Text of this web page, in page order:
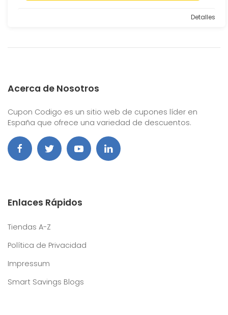
Detalles
Acerca de Nosotros
Cupon Codigo es un sitio web de cupones líder en
España que ofrece una variedad de descuentos.
Enlaces Rápidos
Tiendas A-Z
Política de Privacidad
Impressum
Smart Savings Blogs